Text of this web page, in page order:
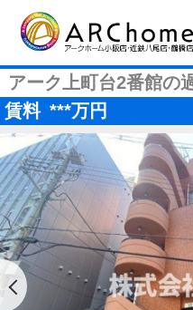
アーク上町台2番館の
賃料 ***万円